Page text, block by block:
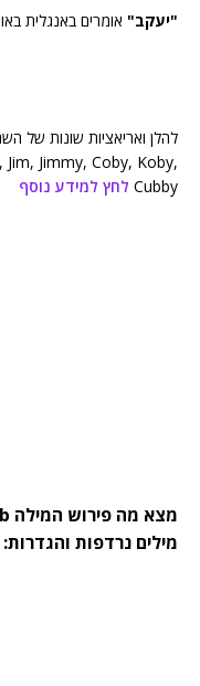
"יעקב" אומרים באנגלית
Jim, Jimmy, Coby, Koby,
Cubby לחץ למידע נוסף
מילים נרדפות והגדרות: